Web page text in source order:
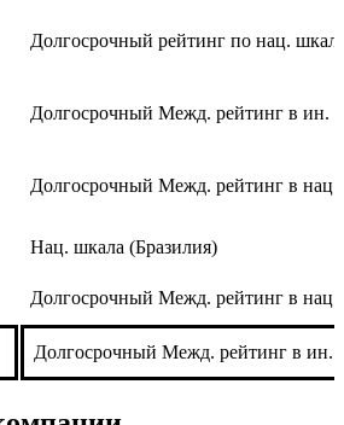
Долгосрочный рейтинг по нац.
Долгосрочный Межд. рейтинг в ин.
Долгосрочный Межд. рейтинг в нац.
Нац. шкала (Бразилия)
Долгосрочный Межд. рейтинг в нац.
Долгосрочный Межд. рейтинг в ин.